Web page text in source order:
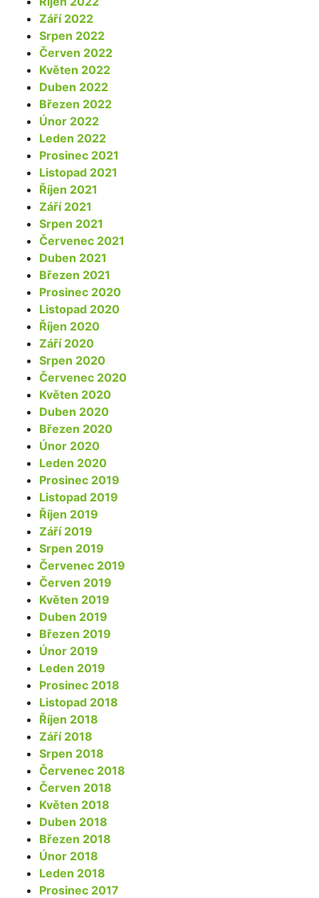
Září 2022
Srpen 2022
Červen 2022
Květen 2022
Duben 2022
Březen 2022
Únor 2022
Leden 2022
Prosinec 2021
Listopad 2021
Říjen 2021
Září 2021
Srpen 2021
Červenec 2021
Duben 2021
Březen 2021
Prosinec 2020
Listopad 2020
Říjen 2020
Září 2020
Srpen 2020
Červenec 2020
Květen 2020
Duben 2020
Březen 2020
Únor 2020
Leden 2020
Prosinec 2019
Listopad 2019
Říjen 2019
Září 2019
Srpen 2019
Červenec 2019
Červen 2019
Květen 2019
Duben 2019
Březen 2019
Únor 2019
Leden 2019
Prosinec 2018
Listopad 2018
Říjen 2018
Září 2018
Srpen 2018
Červenec 2018
Červen 2018
Květen 2018
Duben 2018
Březen 2018
Únor 2018
Leden 2018
Prosinec 2017